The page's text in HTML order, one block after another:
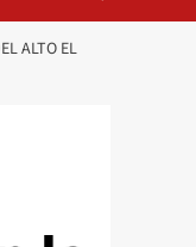
ALTO EL